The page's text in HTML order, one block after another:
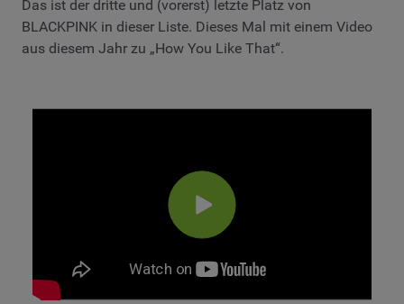
Das ist der dritte und (vorerst) letzte Platz von
BLACKPINK in dieser Liste. Dieses Mal mit einem Video
aus diesem Jahr zu „How You Like That“.